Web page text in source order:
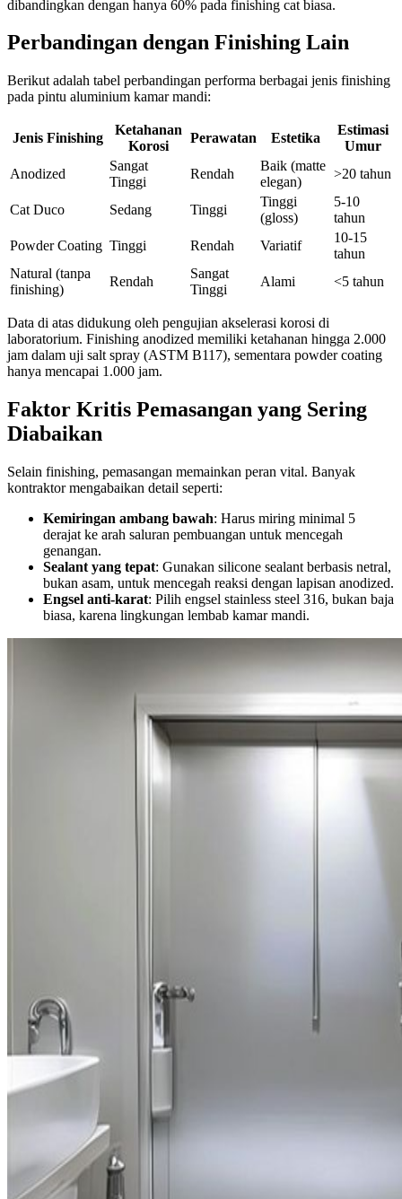
dibandingkan dengan hanya 60% pada finishing cat biasa.
Perbandingan dengan Finishing Lain
Berikut adalah tabel perbandingan performa berbagai jenis finishing
pada pintu aluminium kamar mandi:
Jenis Finishing
Ketahanan
Korosi
Perawatan Estetika
Estimasi
Umur
Anodized
Sangat
Tinggi
Rendah
Baik (matte
elegan)
>20 tahun
Cat Duco Sedang Tinggi
Tinggi
(gloss)
5-10
tahun
Powder Coating Tinggi Rendah Variatif
10-15
tahun
Natural (tanpa
finishing)
Rendah
Sangat
Tinggi
Alami <5 tahun
Data di atas didukung oleh pengujian akselerasi korosi di
laboratorium. Finishing anodized memiliki ketahanan hingga 2.000
jam dalam uji salt spray (ASTM B117), sementara powder coating
hanya mencapai 1.000 jam.
Faktor Kritis Pemasangan yang Sering
Diabaikan
Selain finishing, pemasangan memainkan peran vital. Banyak
kontraktor mengabaikan detail seperti:
Kemiringan ambang bawah: Harus miring minimal 5
derajat ke arah saluran pembuangan untuk mencegah
genangan.
Sealant yang tepat: Gunakan silicone sealant berbasis netral,
bukan asam, untuk mencegah reaksi dengan lapisan anodized.
Engsel anti-karat: Pilih engsel stainless steel 316, bukan baja
biasa, karena lingkungan lembab kamar mandi.